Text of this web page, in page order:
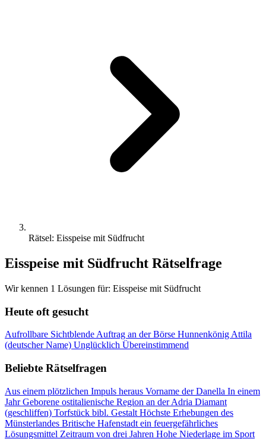
Rätsel: Eisspeise mit Südfrucht
Eisspeise mit Südfrucht Rätselfrage
Wir kennen 1 Lösungen für: Eisspeise mit Südfrucht
Heute oft gesucht
Aufrollbare Sichtblende Auftrag an der Börse Hunnenkönig Attila
(deutscher Name) Unglücklich Übereinstimmend
Beliebte Rätselfragen
Aus einem plötzlichen Impuls heraus Vorname der Danella In einem
Jahr Geborene ostitalienische Region an der Adria Diamant
(geschliffen) Torfstück bibl. Gestalt Höchste Erhebungen des
Münsterlandes Britische Hafenstadt ein feuergefährliches
Lösungsmittel Zeitraum von drei Jahren Hohe Niederlage im Sport